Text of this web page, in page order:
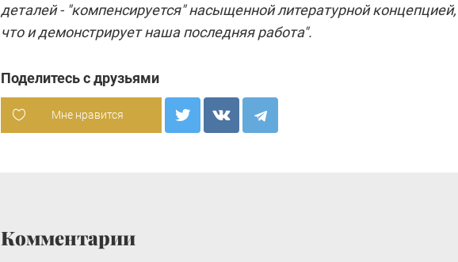
деталей - "компенсируется" насыщенной литературной концепцией,
что и демонстрирует наша последняя работа".
Поделитесь с друзьями
Мне нравится
Комментарии